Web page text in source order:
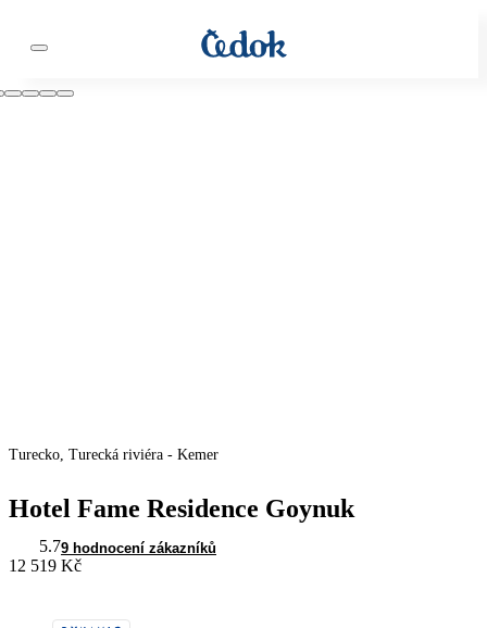
Turecko, Turecká riviéra - Kemer
Hotel Fame Residence Goynuk
5.79 hodnocení zákazníků
12 519 Kč